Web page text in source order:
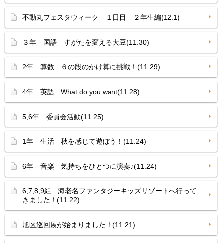
不動丸フェスタウィーク １日目 ２年生編(12.1)
３年 国語 すがたを変える大豆(11.30)
2年 算数 ６の段のかけ算に挑戦！(11.29)
4年 英語 What do you want(11.28)
5,6年 委員会活動(11.25)
1年 生活 秋を感じて遊ぼう！(11.24)
6年 音楽 気持ちをひとつに演奏♪(11.24)
6,7,8,9組 海老名ファンタジーキッズリゾートへ行って
きました！(11.22)
旭区巡回展が始まりました！(11.21)